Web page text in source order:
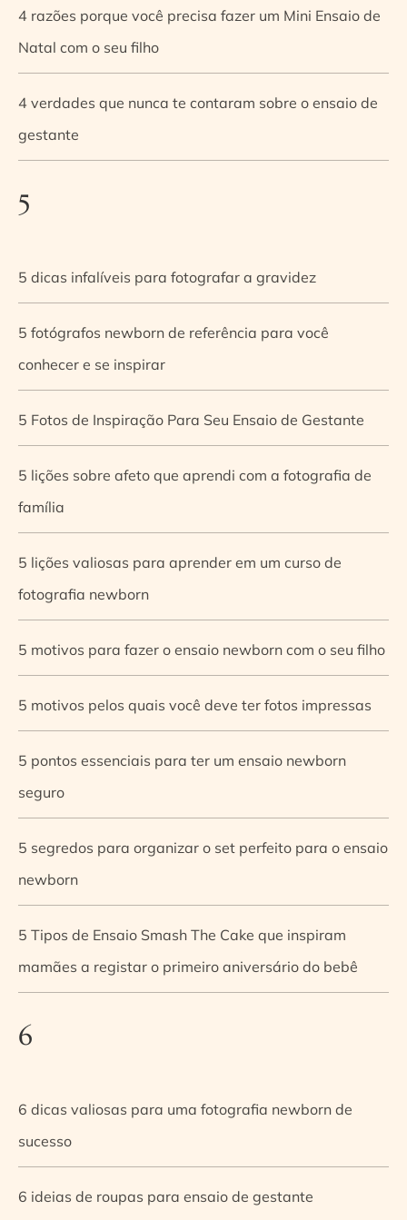
4 razões porque você precisa fazer um Mini Ensaio de
Natal com o seu filho
4 verdades que nunca te contaram sobre o ensaio de
gestante
5
5 dicas infalíveis para fotografar a gravidez
5 fotógrafos newborn de referência para você
conhecer e se inspirar
5 Fotos de Inspiração Para Seu Ensaio de Gestante
5 lições sobre afeto que aprendi com a fotografia de
família
5 lições valiosas para aprender em um curso de
fotografia newborn
5 motivos para fazer o ensaio newborn com o seu filho
5 motivos pelos quais você deve ter fotos impressas
5 pontos essenciais para ter um ensaio newborn
seguro
5 segredos para organizar o set perfeito para o ensaio
newborn
5 Tipos de Ensaio Smash The Cake que inspiram
mamães a registar o primeiro aniversário do bebê
6
6 dicas valiosas para uma fotografia newborn de
sucesso
6 ideias de roupas para ensaio de gestante